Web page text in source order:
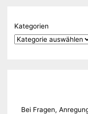
Kategorien
Bei Fragen,